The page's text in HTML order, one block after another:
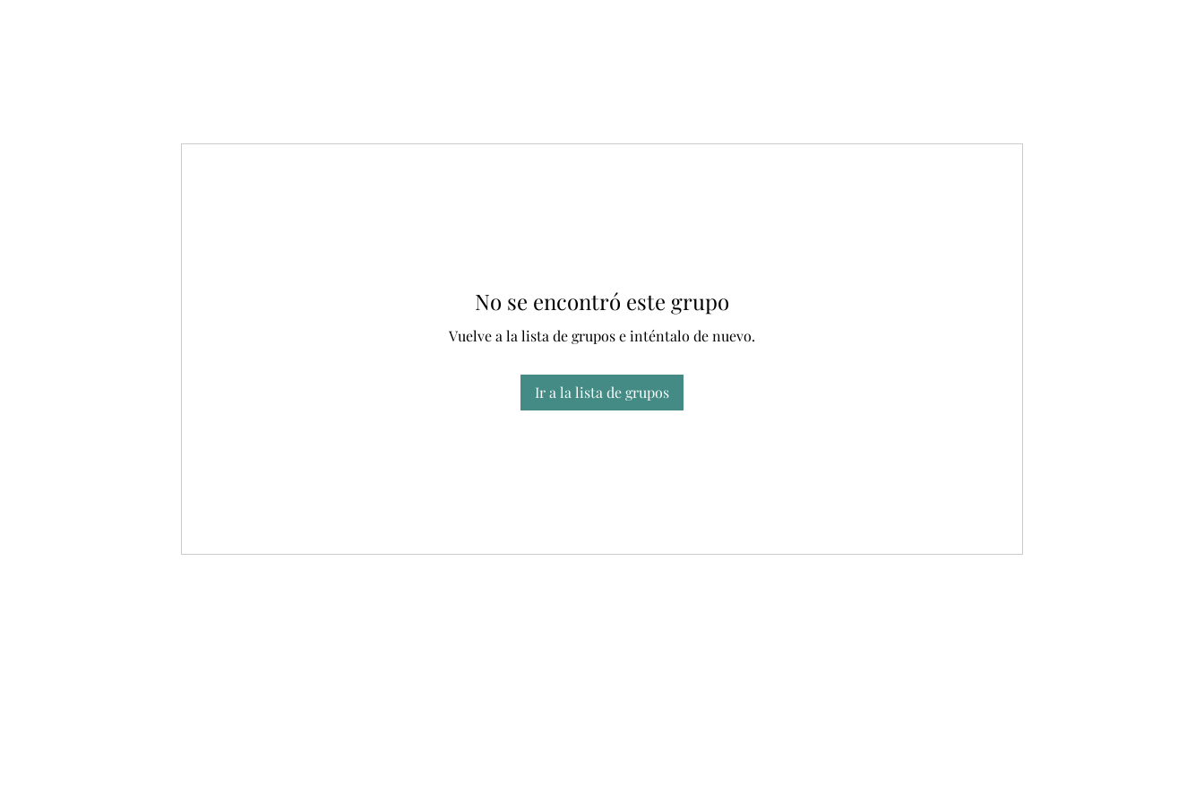
No se encontró este grupo
Vuelve a la lista de grupos e inténtalo de nuevo.
Ir a la lista de grupos